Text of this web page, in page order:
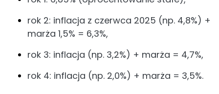
rok 2: inflacja z czerwca 2025 (np. 4,8%) +
marża 1,5% = 6,3%,
rok 3: inflacja (np. 3,2%) + marża = 4,7%,
rok 4: inflacja (np. 2,0%) + marża = 3,5%.